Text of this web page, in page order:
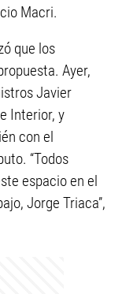
Macri.
que los
Ayer,
Javier
Interior, y
con el
“Todos
espacio en el
Jorge Triaca”,